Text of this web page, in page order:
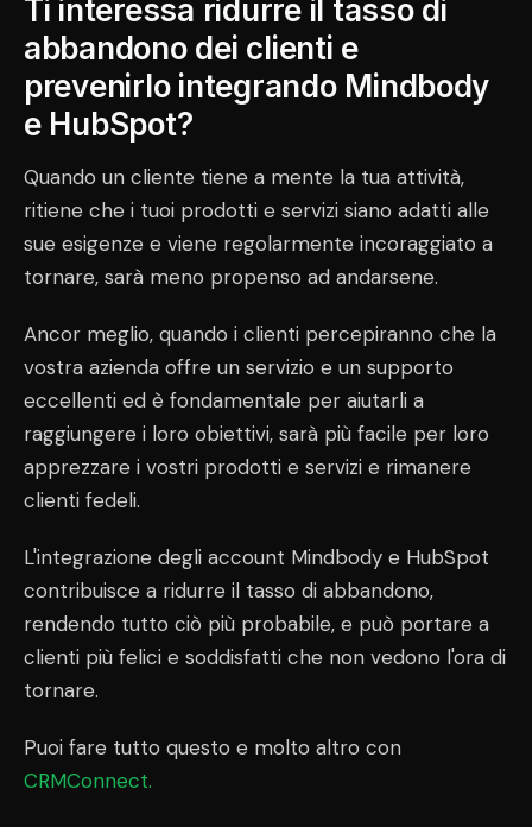
Ti interessa ridurre il tasso di
abbandono dei clienti e
prevenirlo integrando Mindbody
e HubSpot?
Quando un cliente tiene a mente la tua attività,
ritiene che i tuoi prodotti e servizi siano adatti alle
sue esigenze e viene regolarmente incoraggiato a
tornare, sarà meno propenso ad andarsene.
Ancor meglio, quando i clienti percepiranno che la
vostra azienda offre un servizio e un supporto
eccellenti ed è fondamentale per aiutarli a
raggiungere i loro obiettivi, sarà più facile per loro
apprezzare i vostri prodotti e servizi e rimanere
clienti fedeli.
L'integrazione degli account Mindbody e HubSpot
contribuisce a ridurre il tasso di abbandono,
rendendo tutto ciò più probabile, e può portare a
clienti più felici e soddisfatti che non vedono l'ora di
tornare.
Puoi fare tutto questo e molto altro con
CRMConnect.